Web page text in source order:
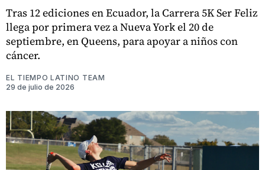
Tras 12 ediciones en Ecuador, la Carrera 5K Ser Feliz
llega por primera vez a Nueva York el 20 de
septiembre, en Queens, para apoyar a niños con
cáncer.
EL TIEMPO LATINO TEAM
29 de julio de 2026